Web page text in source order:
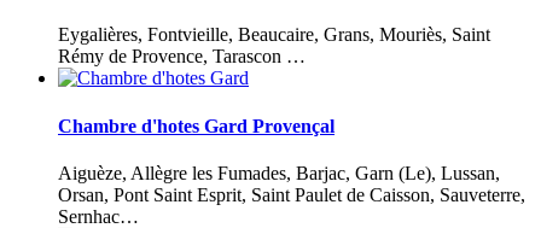
Eygalières, Fontvieille, Beaucaire, Grans, Mouriès, Saint
Rémy de Provence, Tarascon …
Chambre d'hotes Gard Provençal
Aiguèze, Allègre les Fumades, Barjac, Garn (Le), Lussan,
Orsan, Pont Saint Esprit, Saint Paulet de Caisson, Sauveterre,
Sernhac…